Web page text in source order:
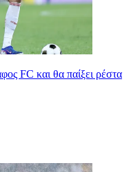
FC και θα παίξει ρέστα